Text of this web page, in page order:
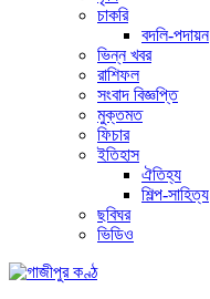
চাকরি
বদলি-পদায়ন
ভিন্ন খবর
রাশিফল
সংবাদ বিজ্ঞপ্তি
মুক্তমত
ফিচার
ইতিহাস
ঐতিহ্য
শিল্প-সাহিত্য
ছবিঘর
ভিডিও